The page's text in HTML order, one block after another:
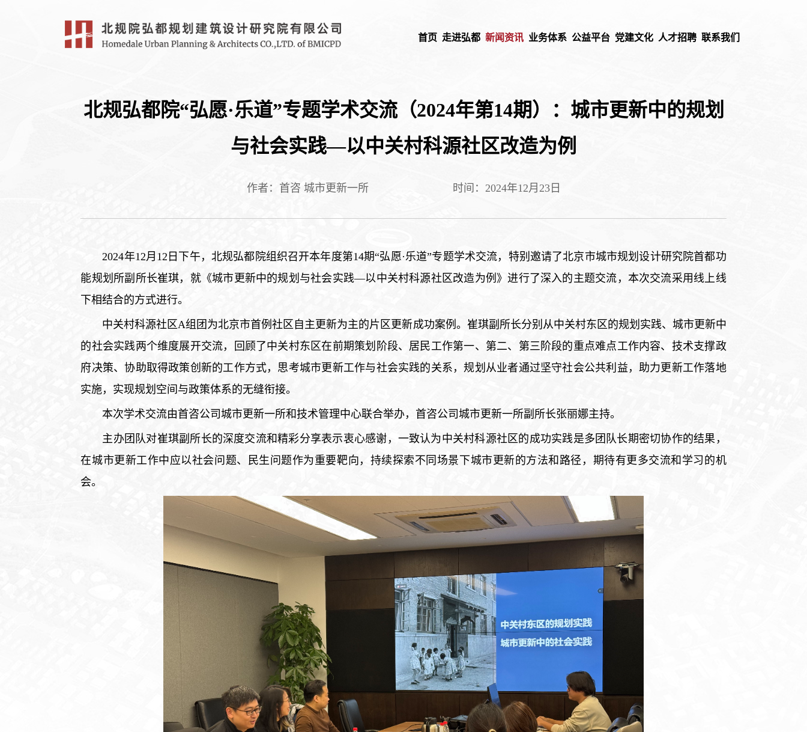
首页 走进弘都 新闻资讯 业务体系 公益平台 党建文化 人才招聘 联系我们
北规弘都院“弘愿·乐道”专题学术交流（2024年第14期）：城市更新中的规划
与社会实践—以中关村科源社区改造为例
作者：首咨 城市更新一所 时间：2024年12月23日
2024年12月12日下午，北规弘都院组织召开本年度第14期“弘愿·乐道”专题学术交流，特别邀请了北京市城市规划设计研究院首都功
能规划所副所长崔琪，就《城市更新中的规划与社会实践—以中关村科源社区改造为例》进行了深入的主题交流，本次交流采用线上线
下相结合的方式进行。
中关村科源社区A组团为北京市首例社区自主更新为主的片区更新成功案例。崔琪副所长分别从中关村东区的规划实践、城市更新中
的社会实践两个维度展开交流，回顾了中关村东区在前期策划阶段、居民工作第一、第二、第三阶段的重点难点工作内容、技术支撑政
府决策、协助取得政策创新的工作方式，思考城市更新工作与社会实践的关系，规划从业者通过坚守社会公共利益，助力更新工作落地
实施，实现规划空间与政策体系的无缝衔接。
本次学术交流由首咨公司城市更新一所和技术管理中心联合举办，首咨公司城市更新一所副所长张丽娜主持。
主办团队对崔琪副所长的深度交流和精彩分享表示衷心感谢，一致认为中关村科源社区的成功实践是多团队长期密切协作的结果，
在城市更新工作中应以社会问题、民生问题作为重要靶向，持续探索不同场景下城市更新的方法和路径，期待有更多交流和学习的机
会。